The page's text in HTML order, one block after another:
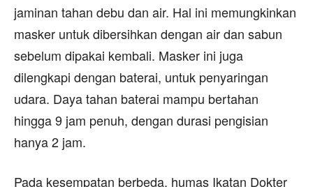
jaminan tahan debu dan air. Hal ini memungkinkan
masker untuk dibersihkan dengan air dan sabun
sebelum dipakai kembali. Masker ini juga
dilengkapi dengan baterai, untuk penyaringan
udara. Daya tahan baterai mampu bertahan
hingga 9 jam penuh, dengan durasi pengisian
hanya 2 jam.
Pada kesempatan berbeda, humas Ikatan Dokter